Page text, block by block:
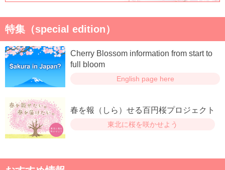
特集（special edition）
Cherry Blossom information from start to
full bloom
English page here
春を報（しら）せる百円桜プロジェクト
東北に桜を咲かせよう